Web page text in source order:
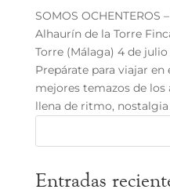
SOMOS OCHENTEROS
Alhaurín de la Torre
Torre (Málaga) 4 de julio
Prepárate para viajar
mejores temazos de los
llena de ritmo, nostalgia
Entradas